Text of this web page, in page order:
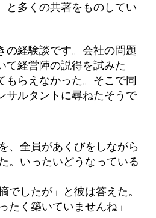
と多くの共著をものしてい
の経験談です。会社の問題
て経営陣の説得を試みた
もらえなかった。そこで同
サルタントに尋ねたそうで
、全員があくびをしながら
。いったいどうなっている
でしたが」と彼は答えた。
たく築いていませんね」